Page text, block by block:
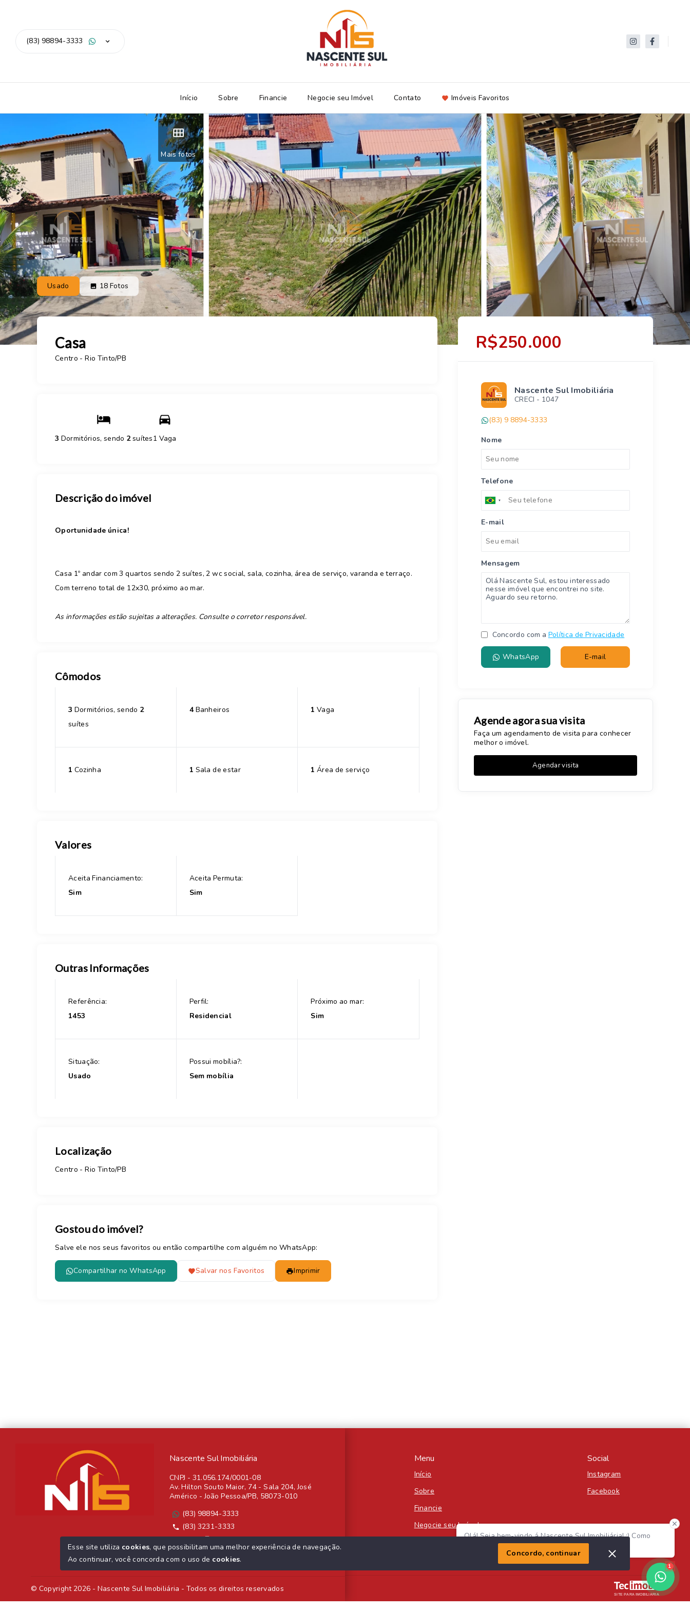
(83) 98894-3333
Início Sobre Financie Negocie seu Imóvel Contato Imóveis Favoritos
Mais fotos
Usado 18 Fotos
Casa
Centro - Rio Tinto/PB
3 Dormitórios, sendo 2suítes1 Vaga
Descrição do imóvel
Oportunidade única!
Casa 1º andar com 3 quartos sendo 2 suítes, 2 wc social, sala, cozinha, área de serviço, varanda e terraço.
Com terreno total de 12x30, próximo ao mar.
As informações estão sujeitas a alterações. Consulte o corretor responsável.
Cômodos
3 Dormitórios, sendo 2
suítes
4Banheiros 1 Vaga
1 Cozinha 1 Sala de estar 1 Área de serviço
Valores
Aceita Financiamento:
Sim
Aceita Permuta:
Sim
Outras Informações
Referência:
1453
Perfil:
Residencial
Próximo ao mar:
Sim
Situação:
Usado
Possui mobília?:
Sem mobília
Localização
Centro - Rio Tinto/PB
Gostou do imóvel?
Salve ele nos seus favoritos ou então compartilhe com alguém no WhatsApp:
Compartilhar no WhatsApp Salvar nos Favoritos Imprimir
R$250.000
Nascente Sul Imobiliária
CRECI - 1047
(83) 9 8894-3333
Nome
Telefone
E-mail
Mensagem
Concordo com a Política de Privacidade
WhatsApp E-mail
Agende agora sua visita
Faça um agendamento de visita para conhecer
melhor o imóvel.
Agendar visita
Olá! Seja bem-vindo á Nascente Sul Imobiliária! :) Como
posso te ajudar?
1
Menu
Início
Sobre
Financie
Negocie seu Imóvel
Social
Instagram
Facebook
SITE PARA IMOBILIARIA
Nascente Sul Imobiliária
CNPJ - 31.056.174/0001-08
Av. Hilton Souto Maior, 74 - Sala 204, José
Américo - João Pessoa/PB, 58073-010
(83) 98894-3333
(83) 3231-3333
ver mais
© Copyright 2026 - Nascente Sul Imobiliária - Todos os direitos reservados
Esse site utiliza cookies, que possibilitam uma melhor experiência de navegação.
Ao continuar, você concorda com o uso de cookies.
Concordo, continuar